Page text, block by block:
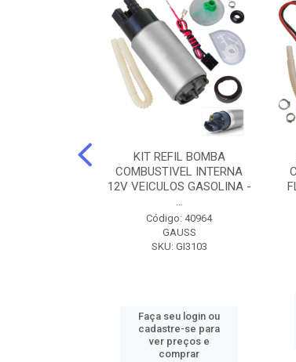
KIT REFIL BOMBA
COMBUSTIVEL INTERNA
12V VEICULOS GASOLINA -
...
Código: 40964
GAUSS
SKU: GI3103
Faça seu login ou
cadastre-se para
ver preços e
comprar